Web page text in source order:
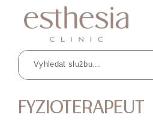
FYZIOTERAPEUT